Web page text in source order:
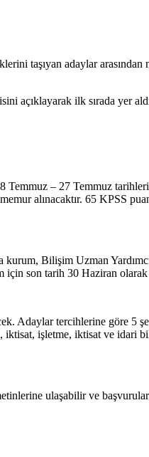
taşıyan adaylar arasından
açıklayarak ilk sırada yer
Temmuz – 27 Temmuz
alınacaktır. 65 KPSS
Bilişim Uzman
son tarih 30 Haziran olarak
Adaylar tercihlerine göre 5
işletme, iktisat ve idari
ulaşabilir ve